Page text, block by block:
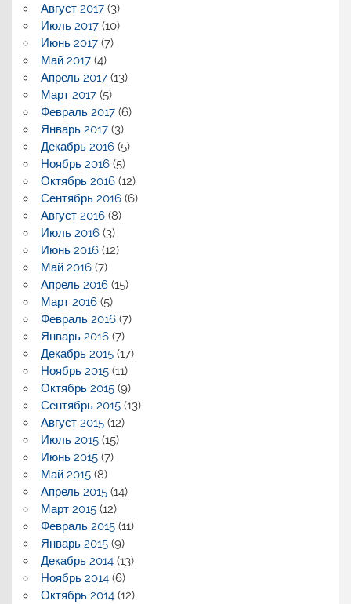
Август 2017(3)
Июль 2017(10)
Июнь 2017(7)
Май 2017(4)
Апрель 2017(13)
Март 2017(5)
Февраль 2017(6)
Январь 2017(3)
Декабрь 2016(5)
Ноябрь 2016(5)
Октябрь 2016(12)
Сентябрь 2016(6)
Август 2016(8)
Июль 2016(3)
Июнь 2016(12)
Май 2016(7)
Апрель 2016(15)
Март 2016(5)
Февраль 2016(7)
Январь 2016(7)
Декабрь 2015(17)
Ноябрь 2015(11)
Октябрь 2015(9)
Сентябрь 2015(13)
Август 2015(12)
Июль 2015(15)
Июнь 2015(7)
Май 2015(8)
Апрель 2015(14)
Март 2015(12)
Февраль 2015(11)
Январь 2015(9)
Декабрь 2014(13)
Ноябрь 2014(6)
Октябрь 2014(12)